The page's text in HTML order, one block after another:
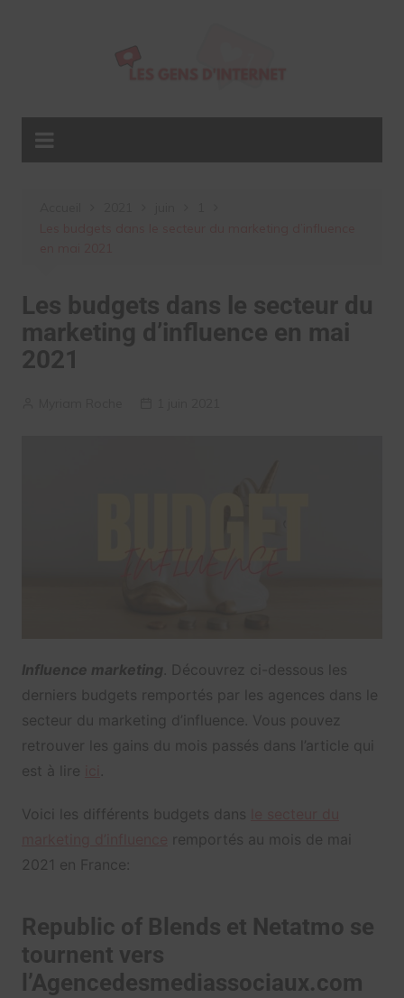
Les budgets dans le secteur du
marketing d’influence en mai
2021
Influence marketing . Découvrez ci-dessous les
derniers budgets remportés par les agences dans le
secteur du marketing d’influence. Vous pouvez
retrouver les gains du mois passés dans l’article qui
est à lire
Voici les différents budgets dans
remportés au mois de mai
2021 en France:
Republic of Blends et Netatmo se
tournent vers
l’Agencedesmediassociaux.com